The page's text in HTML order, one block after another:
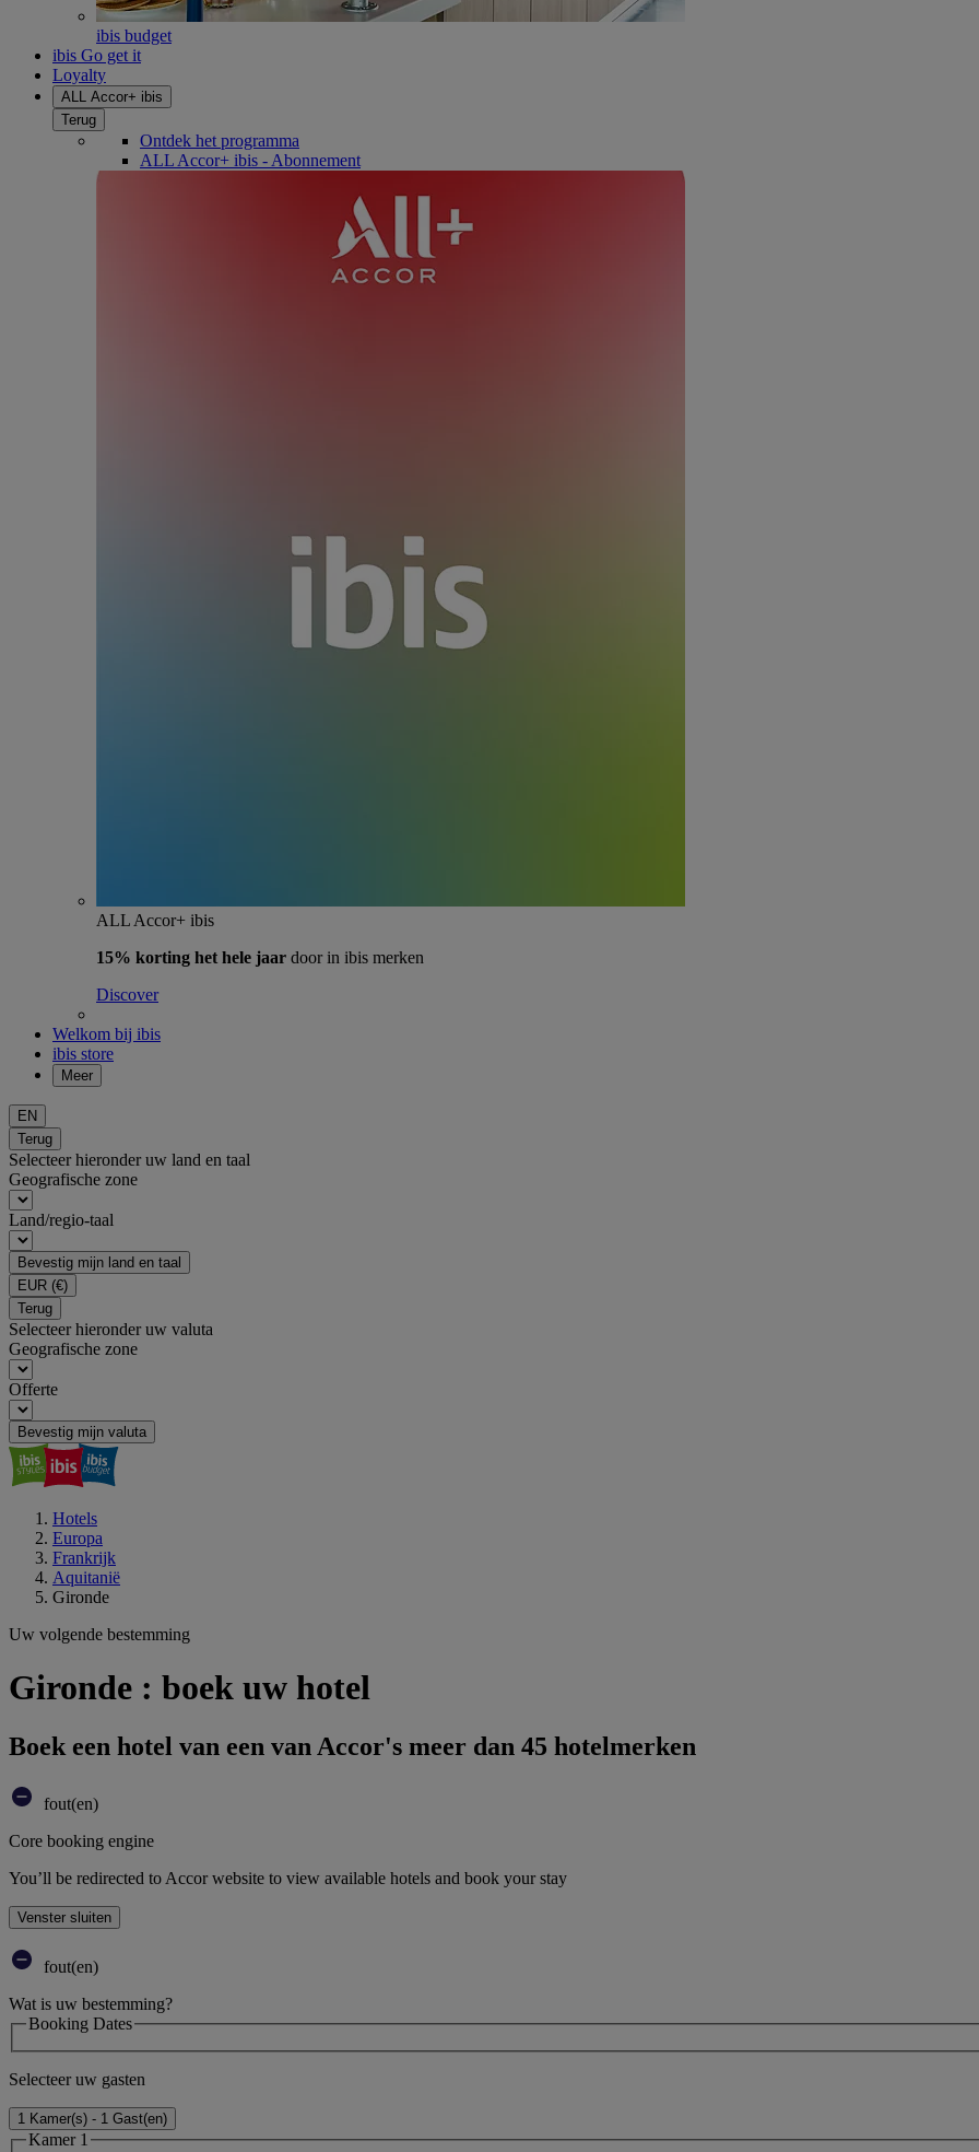
ibis budget
ibis Go get it
Loyalty
ALL Accor+ ibis
Terug
Ontdek het programma
ALL Accor+ ibis - Abonnement
ALL Accor+ ibis
15% korting het hele jaar door in ibis merken
Discover
Welkom bij ibis
ibis store
Meer
EN
Terug
Selecteer hieronder uw land en taal
Geografische zone
Land/regio-taal
Bevestig mijn land en taal
EUR (€)
Terug
Selecteer hieronder uw valuta
Geografische zone
Offerte
Bevestig mijn valuta
Hotels
Europa
Frankrijk
Aquitanië
Gironde
Uw volgende bestemming
Gironde : boek uw hotel
Boek een hotel van een van Accor's meer dan 45 hotelmerken
fout(en)
Core booking engine
You’ll be redirected to Accor website to view available hotels and book your stay
Venster sluiten
fout(en)
Wat is uw bestemming?
Booking Dates
Selecteer uw gasten
1 Kamer(s) - 1 Gast(en)
Kamer 1